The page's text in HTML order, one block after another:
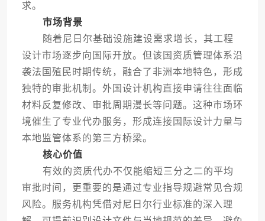
求。
市场背景
随着尼日尔基础设施建设需求增长，其工程
设计市场逐步向国际开放。但该国资质管理体系沿
袭法国殖民时期传统，融合了非洲本地特色，形成
独特的审批机制。外国设计机构直接申请往往面临
材料反复修改、审批周期漫长等问题。这种市场环
境催生了专业代办服务，形成连接国际设计力量与
本地监管体系的第三方桥梁。
核心价值
有效的资质代办不仅能缩短三分之二的平均
审批时间，更重要的是通过专业指导规避常见合规
风险。服务机构凭借对尼日尔行业标准的深入理